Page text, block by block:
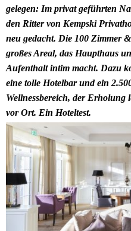
gelegen: Im privat geführten
den Ritter von Kempski
neu gedacht. Die 100 Zimmer
großes Areal, das Haupthaus
Aufenthalt intim macht. Dazu
eine tolle Hotelbar und ein
Wellnessbereich, der Erholung
vor Ort. Ein Hoteltest.